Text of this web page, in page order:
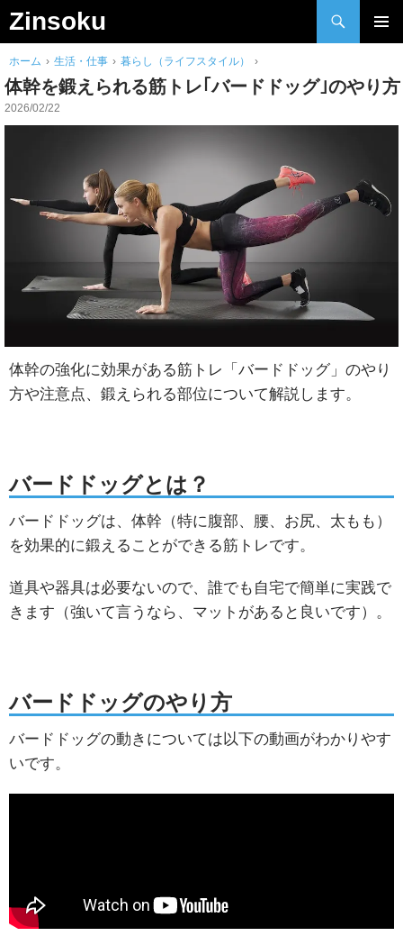
Zinsoku
検
索
to
content
ホーム › 生活・仕事 › 暮らし（ライフスタイル） ›
体幹を鍛えられる筋トレ｢バードドッグ｣のやり方
2026/02/22
体幹の強化に効果がある筋トレ「バードドッグ」のやり
方や注意点、鍛えられる部位について解説します。
バードドッグとは？
バードドッグは、体幹（特に腹部、腰、お尻、太もも）
を効果的に鍛えることができる筋トレです。
道具や器具は必要ないので、誰でも自宅で簡単に実践で
きます（強いて言うなら、マットがあると良いです）。
バードドッグのやり方
バードドッグの動きについては以下の動画がわかりやす
いです。